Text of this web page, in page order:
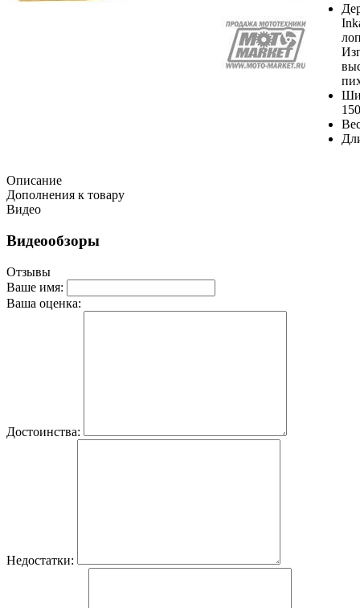
Описание
Дополнения к товару
Видео
Видеообзоры
Отзывы
Ваше имя:
Ваша оценка:
Достоинства:
Недостатки: